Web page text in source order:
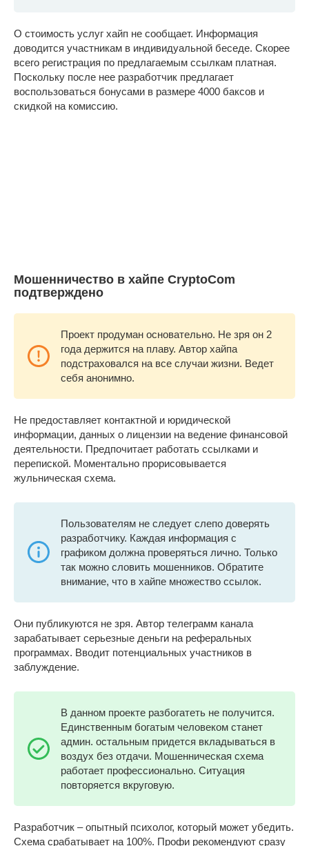
О стоимость услуг хайп не сообщает. Информация
доводится участникам в индивидуальной беседе. Скорее
всего регистрация по предлагаемым ссылкам платная.
Поскольку после нее разработчик предлагает
воспользоваться бонусами в размере 4000 баксов и
скидкой на комиссию.
Мошенничество в хайпе CryptoCom
подтверждено
Проект продуман основательно. Не зря он 2
года держится на плаву. Автор хайпа
подстраховался на все случаи жизни. Ведет
себя анонимно.
Не предоставляет контактной и юридической
информации, данных о лицензии на ведение финансовой
деятельности. Предпочитает работать ссылками и
перепиской. Моментально прорисовывается
жульническая схема.
Пользователям не следует слепо доверять
разработчику. Каждая информация с
графиком должна проверяться лично. Только
так можно словить мошенников. Обратите
внимание, что в хайпе множество ссылок.
Они публикуются не зря. Автор телеграмм канала
зарабатывает серьезные деньги на реферальных
программах. Вводит потенциальных участников в
заблуждение.
В данном проекте разбогатеть не получится.
Единственным богатым человеком станет
админ. остальным придется вкладываться в
воздух без отдачи. Мошенническая схема
работает профессионально. Ситуация
повторяется вкруговую.
Разработчик – опытный психолог, который может убедить.
Схема срабатывает на 100%. Профи рекомендуют сразу